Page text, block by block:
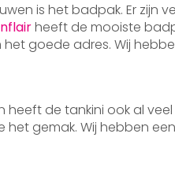
is het badpak. Er zijn
heeft de mooiste
goede adres. Wij
heeft de tankini ook al
gemak. Wij hebben